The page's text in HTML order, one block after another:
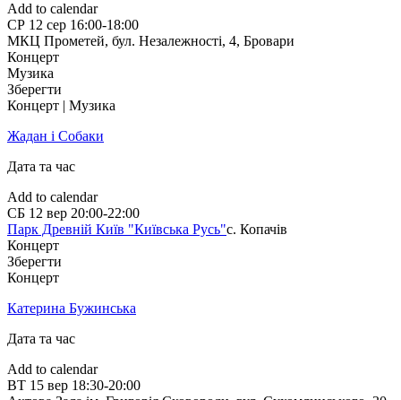
Add to calendar
СР 12 сер 16:00-18:00
МКЦ Прометей, бул. Незалежності, 4, Бровари
Концерт
Музика
Зберегти
Концерт | Музика
Жадан і Собаки
Дата та час
Add to calendar
СБ 12 вер 20:00-22:00
Парк Древній Київ "Київська Русь"с. Копачів
Концерт
Зберегти
Концерт
Катерина Бужинська
Дата та час
Add to calendar
ВТ 15 вер 18:30-20:00